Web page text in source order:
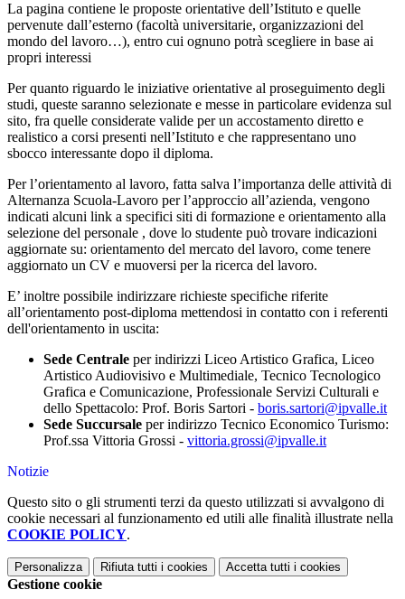
La pagina contiene le proposte orientative dell’Istituto e quelle
pervenute dall’esterno (facoltà universitarie, organizzazioni del
mondo del lavoro…), entro cui ognuno potrà scegliere in base ai
propri interessi
Per quanto riguardo le iniziative orientative al proseguimento degli
studi, queste saranno selezionate e messe in particolare evidenza sul
sito, fra quelle considerate valide per un accostamento diretto e
realistico a corsi presenti nell’Istituto e che rappresentano uno
sbocco interessante dopo il diploma.
Per l’orientamento al lavoro, fatta salva l’importanza delle attività di
Alternanza Scuola-Lavoro per l’approccio all’azienda, vengono
indicati alcuni link a specifici siti di formazione e orientamento alla
selezione del personale , dove lo studente può trovare indicazioni
aggiornate su: orientamento del mercato del lavoro, come tenere
aggiornato un CV e muoversi per la ricerca del lavoro.
E’ inoltre possibile indirizzare richieste specifiche riferite
all’orientamento post-diploma mettendosi in contatto con i referenti
dell'orientamento in uscita:
Sede Centrale per indirizzi Liceo Artistico Grafica, Liceo
Artistico Audiovisivo e Multimediale, Tecnico Tecnologico
Grafica e Comunicazione, Professionale Servizi Culturali e
dello Spettacolo: Prof. Boris Sartori - boris.sartori@ipvalle.it
Sede Succursale per indirizzo Tecnico Economico Turismo:
Prof.ssa Vittoria Grossi - vittoria.grossi@ipvalle.it
Notizie
Questo sito o gli strumenti terzi da questo utilizzati si avvalgono di
cookie necessari al funzionamento ed utili alle finalità illustrate nella
COOKIE POLICY.
Personalizza Rifiuta tutti i cookies Accetta tutti i cookies
Gestione cookie